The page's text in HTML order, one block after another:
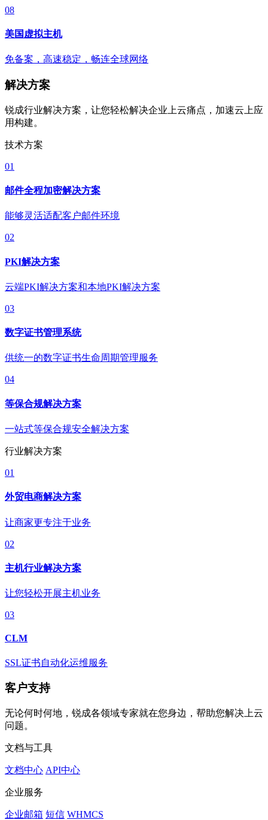
08
美国虚拟主机
免备案，高速稳定，畅连全球网络
解决方案
锐成行业解决方案，让您轻松解决企业上云痛点，加速云上应
用构建。
技术方案
01
邮件全程加密解决方案
能够灵活适配客户邮件环境
02
PKI解决方案
云端PKI解决方案和本地PKI解决方案
03
数字证书管理系统
供统一的数字证书生命周期管理服务
04
等保合规解决方案
一站式等保合规安全解决方案
行业解决方案
01
外贸电商解决方案
让商家更专注于业务
02
主机行业解决方案
让您轻松开展主机业务
03
CLM
SSL证书自动化运维服务
客户支持
无论何时何地，锐成各领域专家就在您身边，帮助您解决上云
问题。
文档与工具
文档中心 API中心
企业服务
企业邮箱 短信 WHMCS